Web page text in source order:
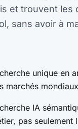
et trouvent les
sans avoir à
unique en
marchés mondiaux
IA
pas seulement